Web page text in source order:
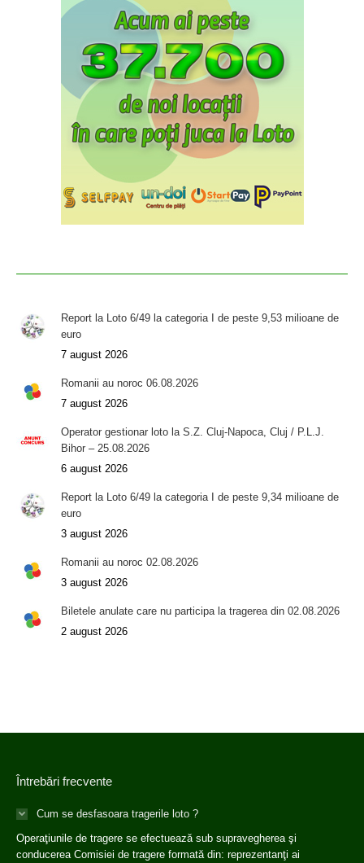
Report la Loto 6/49 la categoria I de peste 9,53 milioane de
euro
7 august 2026
Romanii au noroc 06.08.2026
7 august 2026
Operator gestionar loto la S.Z. Cluj-Napoca, Cluj / P.L.J.
Bihor – 25.08.2026
6 august 2026
Report la Loto 6/49 la categoria I de peste 9,34 milioane de
euro
3 august 2026
Romanii au noroc 02.08.2026
3 august 2026
Biletele anulate care nu participa la tragerea din 02.08.2026
2 august 2026
Întrebări frecvente
Cum se desfasoara tragerile loto ?
Operaţiunile de tragere se efectuează sub supravegherea şi
conducerea Comisiei de tragere formată din: reprezentanţi ai